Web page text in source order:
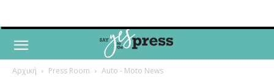
Αρχική Press Room Auto - Moto News